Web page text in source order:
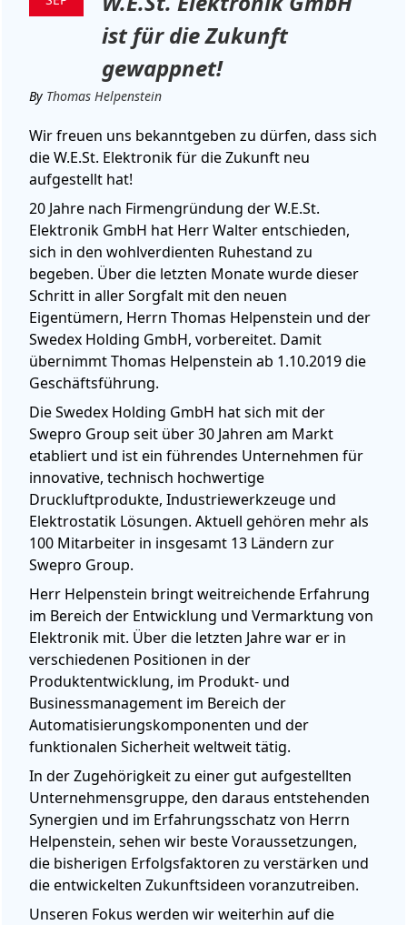
ist für die Zukunft
gewappnet!
By Thomas Helpenstein
Wir freuen uns bekanntgeben zu dürfen, dass sich
die W.E.St. Elektronik für die Zukunft neu
aufgestellt hat!
20 Jahre nach Firmengründung der W.E.St.
Elektronik GmbH hat Herr Walter entschieden,
sich in den wohlverdienten Ruhestand zu
begeben. Über die letzten Monate wurde dieser
Schritt in aller Sorgfalt mit den neuen
Eigentümern, Herrn Thomas Helpenstein und der
Swedex Holding GmbH, vorbereitet. Damit
übernimmt Thomas Helpenstein ab 1.10.2019 die
Geschäftsführung.
Die Swedex Holding GmbH hat sich mit der
Swepro Group seit über 30 Jahren am Markt
etabliert und ist ein führendes Unternehmen für
innovative, technisch hochwertige
Druckluftprodukte, Industriewerkzeuge und
Elektrostatik Lösungen. Aktuell gehören mehr als
100 Mitarbeiter in insgesamt 13 Ländern zur
Swepro Group.
Herr Helpenstein bringt weitreichende Erfahrung
im Bereich der Entwicklung und Vermarktung von
Elektronik mit. Über die letzten Jahre war er in
verschiedenen Positionen in der
Produktentwicklung, im Produkt- und
Businessmanagement im Bereich der
Automatisierungskomponenten und der
funktionalen Sicherheit weltweit tätig.
In der Zugehörigkeit zu einer gut aufgestellten
Unternehmensgruppe, den daraus entstehenden
Synergien und im Erfahrungsschatz von Herrn
Helpenstein, sehen wir beste Voraussetzungen,
die bisherigen Erfolgsfaktoren zu verstärken und
die entwickelten Zukunftsideen voranzutreiben.
Unseren Fokus werden wir weiterhin auf die